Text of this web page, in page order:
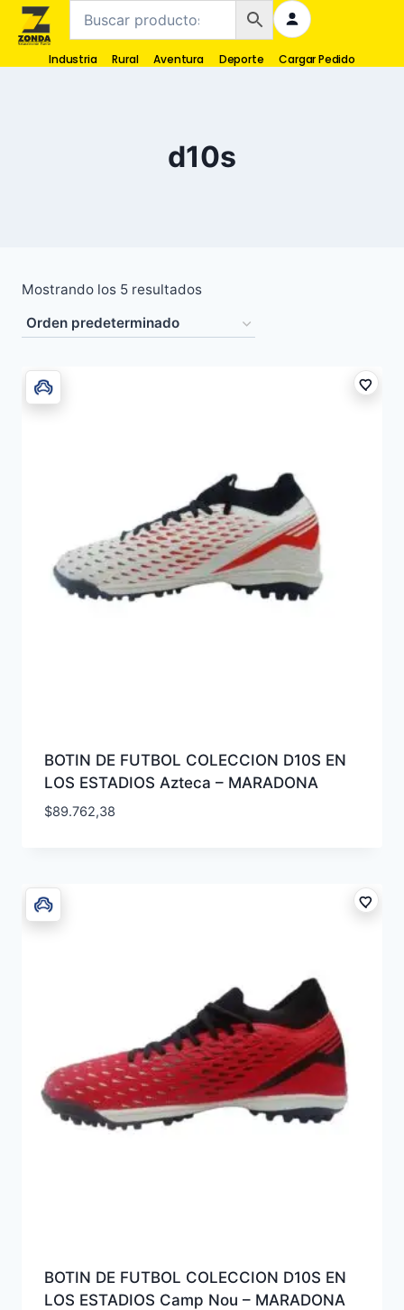
Industria Rural Aventura Deporte Cargar Pedido
d10s
Mostrando los 5 resultados
BOTIN DE FUTBOL COLECCION D10S EN
LOS ESTADIOS Azteca – MARADONA
$89.762,38
BOTIN DE FUTBOL COLECCION D10S EN
LOS ESTADIOS Camp Nou – MARADONA